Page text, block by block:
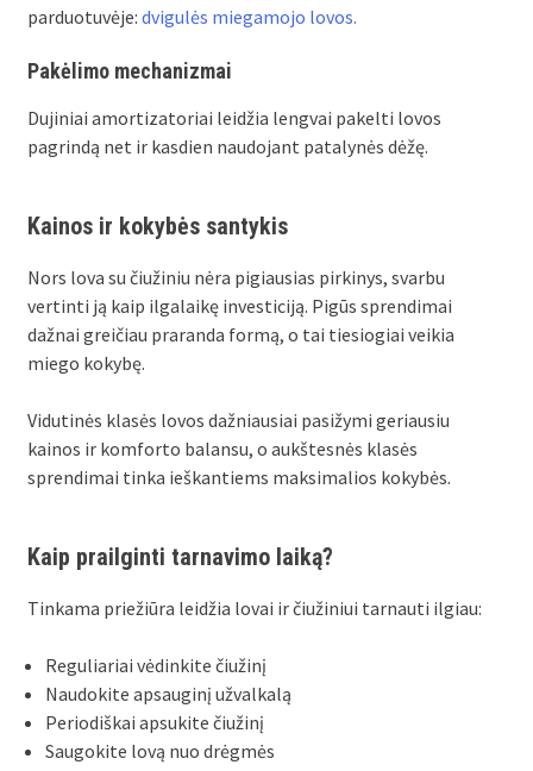
parduotuvėje:dvigulės miegamojo lovos.
Pakėlimo mechanizmai
Dujiniai amortizatoriai leidžia lengvai pakelti lovos
pagrindą net ir kasdien naudojant patalynės dėžę.
Kainos ir kokybės santykis
Nors lova su čiužiniu nėra pigiausias pirkinys, svarbu
vertinti ją kaip ilgalaikę investiciją. Pigūs sprendimai
dažnai greičiau praranda formą, o tai tiesiogiai veikia
miego kokybę.
Vidutinės klasės lovos dažniausiai pasižymi geriausiu
kainos ir komforto balansu, o aukštesnės klasės
sprendimai tinka ieškantiems maksimalios kokybės.
Kaip prailginti tarnavimo laiką?
Tinkama priežiūra leidžia lovai ir čiužiniui tarnauti ilgiau:
Reguliariai vėdinkite čiužinį
Naudokite apsauginį užvalkalą
Periodiškai apsukite čiužinį
Saugokite lovą nuo drėgmės